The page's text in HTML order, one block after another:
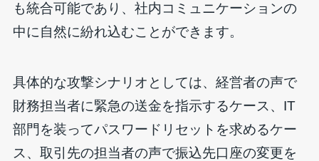
も統合可能であり、社内コミュニケーションの
中に自然に紛れ込むことができます。
具体的な攻撃シナリオとしては、経営者の声で
財務担当者に緊急の送金を指示するケース、IT
部門を装ってパスワードリセットを求めるケー
ス、取引先の担当者の声で振込先口座の変更を